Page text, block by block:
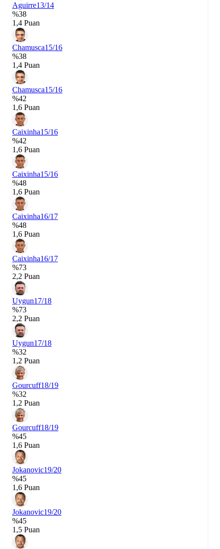
Aguirre13/14
%38
1,4 Puan
Chamusca15/16
%38
1,4 Puan
Chamusca15/16
%42
1,6 Puan
Caixinha15/16
%42
1,6 Puan
Caixinha15/16
%48
1,6 Puan
Caixinha16/17
%48
1,6 Puan
Caixinha16/17
%73
2,2 Puan
Uygun17/18
%73
2,2 Puan
Uygun17/18
%32
1,2 Puan
Gourcuff18/19
%32
1,2 Puan
Gourcuff18/19
%45
1,6 Puan
Jokanovic19/20
%45
1,6 Puan
Jokanovic19/20
%45
1,5 Puan